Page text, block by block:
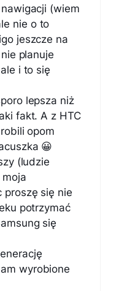
(wiem
nie o to
jeszcze na
planuje
i to się
lepsza niż
fakt. A z HTC
opom
😀
(ludzie
proszę się nie
potrzymać
się
wyrobione